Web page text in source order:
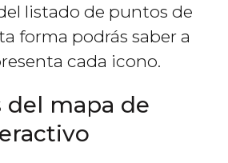
listado de puntos de
forma podrás saber a
cada icono.
del mapa de